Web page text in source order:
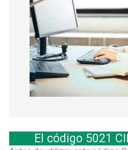
El código 5021